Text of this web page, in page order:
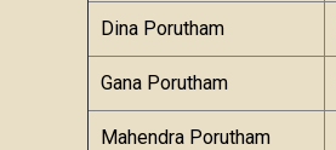
Dina Porutham
Gana Porutham
Mahendra Porutham